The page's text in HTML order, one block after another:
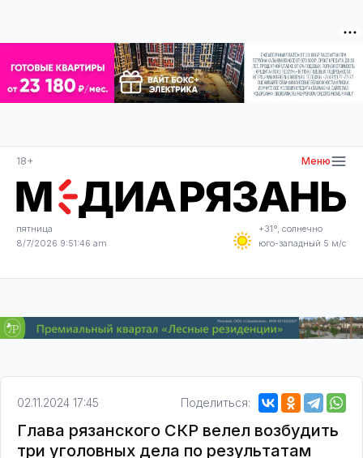
18+ Меню
пятница
8/7/2026 9:51:46 am
+31°, солнечно
юго-западный 5 м/с
02.11.2024 17:45 Поделиться:
Глава рязанского СКР велел возбудить
три уголовных дела по результатам